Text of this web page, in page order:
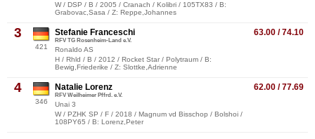
W / DSP / B / 2005 / Cranach / Kolibri / 105TX83 / B:
Grabovac,Sasa / Z: Reppe,Johannes
3
421
63.00 / 74.10
Stefanie Franceschi
RFV TG Rosenheim-Land e.V.
Ronaldo AS
H / Rhld / B / 2012 / Rocket Star / Polytraum / B:
Bewig,Friederike / Z: Slottke,Adrienne
4
346
62.00 / 77.69
Natalie Lorenz
RFV Weilheimer Pffrd. e.V.
Unai 3
W / PZHK SP / F / 2018 / Magnum vd Bisschop / Bolshoi /
108PY65 / B: Lorenz,Peter